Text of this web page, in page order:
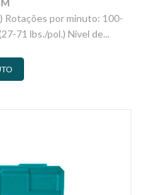
Rotações por minuto: 100-
71 lbs./pol.) Nível de...